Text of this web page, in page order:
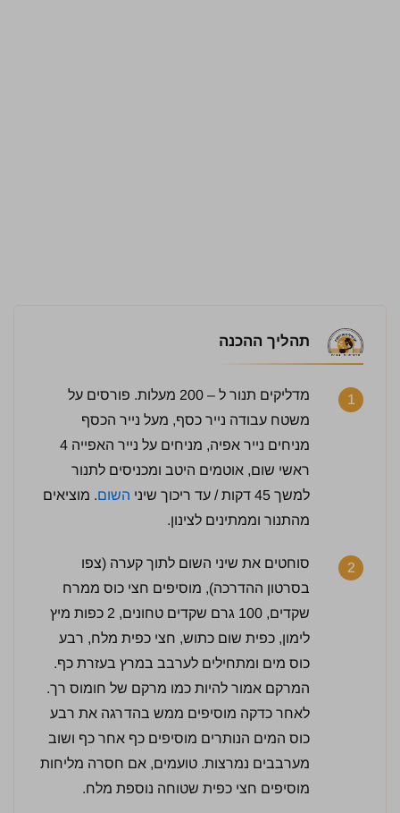
תהליך ההכנה
1
מדליקים תנור ל – 200 מעלות. פורסים על
משטח עבודה נייר כסף, מעל נייר הכסף
מניחים נייר אפיה, מניחים על נייר האפייה 4
ראשי שום, אוטמים היטב ומכניסים לתנור
למשך 45 דקות / עד ריכוך שיני
השום. מוציאים
מהתנור וממתינים לצינון.
2
סוחטים את שיני השום לתוך קערה (צפו
בסרטון ההדרכה), מוסיפים חצי כוס ממרח
שקדים, 100 גרם שקדים טחונים, 2 כפות מיץ
לימון, כפית שום כתוש, חצי כפית מלח, רבע
כוס מים ומתחילים לערבב במרץ בעזרת כף.
המרקם אמור להיות כמו מרקם של חומוס רך.
לאחר כדקה מוסיפים ממש בהדרגה את רבע
כוס המים הנותרים מוסיפים כף אחר כף ושוב
מערבבים נמרצות. טועמים, אם חסרה מליחות
מוסיפים חצי כפית שטוחה נוספת מלח.